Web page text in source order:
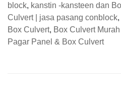
block, kanstin -kansteen dan
Culvert | jasa pasang conblock,
Box Culvert, Box Culvert
Pagar Panel & Box Culvert